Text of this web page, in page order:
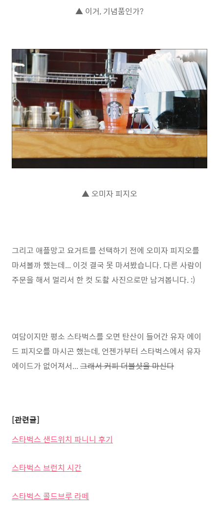
▲ 이거, 기념품인가?
▲ 오미자 피지오
그리고 애플망고 요거트를 선택하기 전에 오미자 피지오를
마셔볼까 했는데... 이것 결국 못 마셔봤습니다. 다른 사람이
주문을 해서 멀리서 한 컷 도촬 사진으로만 남겨봅니다. :)
여담이지만 평소 스타벅스를 오면 탄산이 들어간 유자 에이
드 피지오를 마시곤 했는데, 언젠가부터 스타벅스에서 유자
에이드가 없어져서... 그래서 커피 더블샷을 마신다
[관련글]
스타벅스 샌드위치 파니니 후기
스타벅스 브런치 시간
스타벅스 콜드브루 라떼